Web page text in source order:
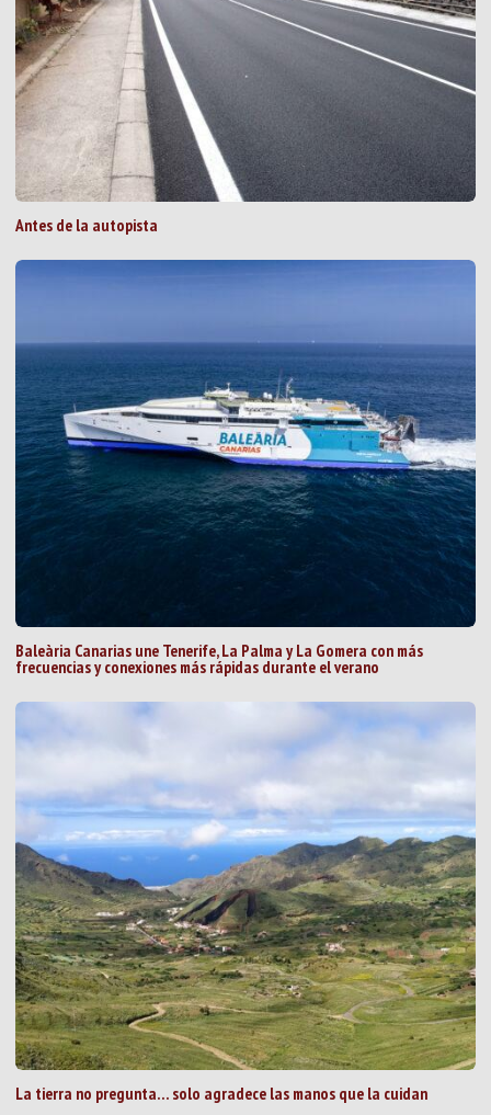
Antes de la autopista
Baleària Canarias une Tenerife, La Palma y La Gomera con más
frecuencias y conexiones más rápidas durante el verano
La tierra no pregunta… solo agradece las manos que la cuidan